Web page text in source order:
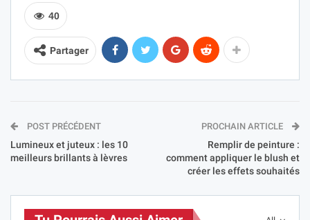
40
Partager
POST PRÉCÉDENT
Lumineux et juteux : les 10
meilleurs brillants à lèvres
PROCHAIN ARTICLE
Remplir de peinture :
comment appliquer le blush et
créer les effets souhaités